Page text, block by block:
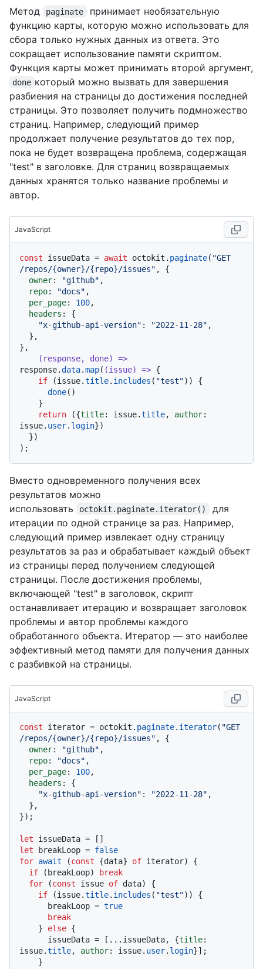
Метод paginate
принимает необязательную
функцию карты, которую можно использовать для
сбора только нужных данных из ответа. Это
сокращает использование памяти скриптом.
Функция карты может принимать второй аргумент,
done который можно вызвать для завершения
разбиения на страницы до достижения последней
страницы. Это позволяет получить подмножество
страниц. Например, следующий пример
продолжает получение результатов до тех пор,
пока не будет возвращена проблема, содержащая
"test" в заголовке. Для страниц возвращаемых
данных хранятся только название проблемы и
автор.
JavaScript
const issueData = await octokit. paginate( "GET
/repos/{owner}/{repo}/issues" , {
owner: "github" ,
repo: "docs" ,
per_page: 100,
headers : {
"x-github-api-version" : "2022-11-28" ,
},
( response, done) =>
response.data.map( (issue) => {
if (issue.title. includes ( "test")) {
done()
return ({title: issue.title, author:
issue. user. login})
Вместо одновременного получения всех
результатов можно
использовать
octokit.paginate.iterator()
для
итерации по одной странице за раз. Например,
следующий пример извлекает одну страницу
результатов за раз и обрабатывает каждый объект
из страницы перед получением следующей
страницы. После достижения проблемы,
включающей "test" в заголовок, скрипт
останавливает итерацию и возвращает заголовок
проблемы и автор проблемы каждого
обработанного объекта. Итератор — это наиболее
эффективный метод памяти для получения данных
с разбивкой на страницы.
JavaScript
const iterator = octokit. paginate. iterator( "GET
/repos/{owner}/{repo}/issues" , {
owner: "github" ,
repo: "docs" ,
per_page: 100,
headers : {
"x-github-api-version" : "2022-11-28" ,
});
let
let breakLoop = false
for await (const {data} of iterator) {
if (breakLoop)
break
for (const issue of data) {
if (issue.title. includes ( "test")) {
      breakLoop =
true
break
    }
else {
      issueData = [...issueData, {
title:
issue.title, author: issue. user. login}];